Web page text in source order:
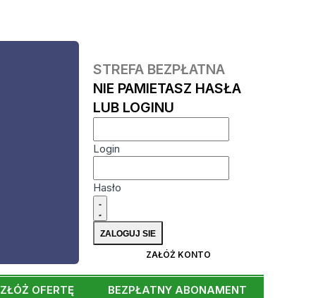
STREFA BEZPŁATNA
NIE PAMIETASZ HASŁA
LUB LOGINU
Login
Hasło
ZAŁÓŻ KONTO
ZŁÓŻ OFERTĘ BEZPŁATNY ABONAMENT